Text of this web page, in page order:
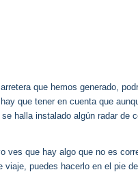
que hemos generado,
que tener en cuenta que
halla instalado algún radar de
ves que hay algo que no es
viaje, puedes hacerlo en el pie